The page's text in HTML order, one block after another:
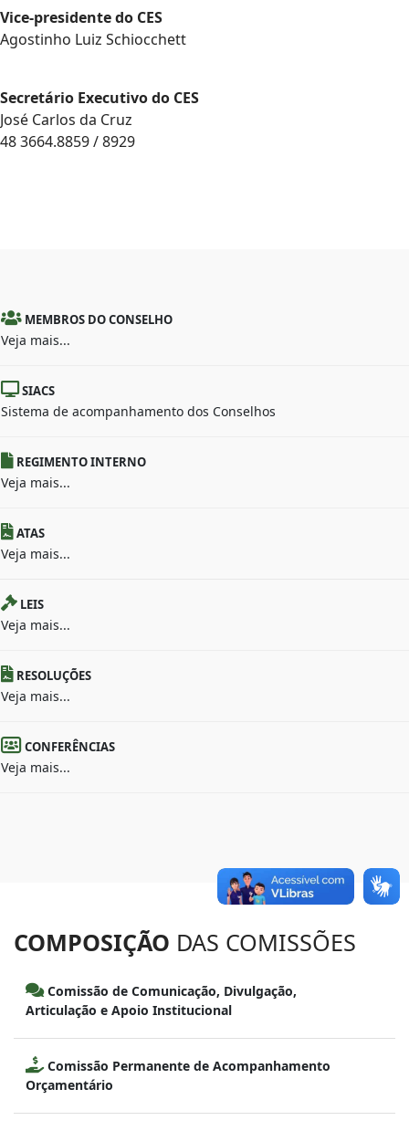
Vice-presidente do CES
Agostinho Luiz Schiocchett
Secretário Executivo do CES
José Carlos da Cruz
48 3664.8859 / 8929
MEMBROS DO CONSELHO
Veja mais...
SIACS
Sistema de acompanhamento dos Conselhos
REGIMENTO INTERNO
Veja mais...
ATAS
Veja mais...
LEIS
Veja mais...
RESOLUÇÕES
Veja mais...
CONFERÊNCIAS
Veja mais...
COMPOSIÇÃO DAS COMISSÕES
Comissão de Comunicação, Divulgação,
Articulação e Apoio Institucional
Comissão Permanente de Acompanhamento
Orçamentário